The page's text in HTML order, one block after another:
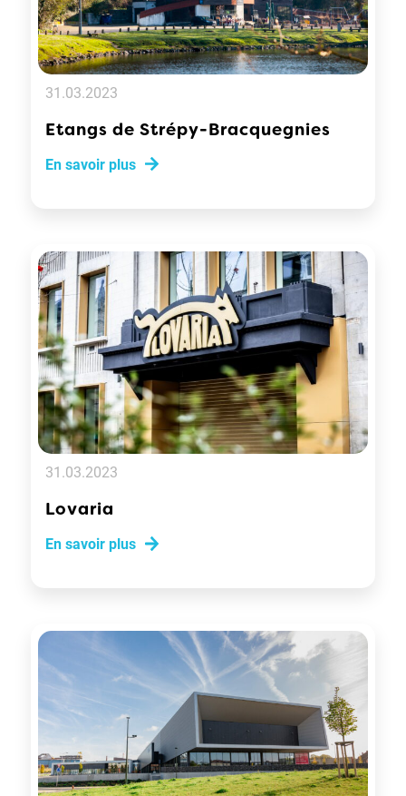
31.03.2023
Etangs de Strépy-Bracquegnies
En savoir plus
31.03.2023
Lovaria
En savoir plus